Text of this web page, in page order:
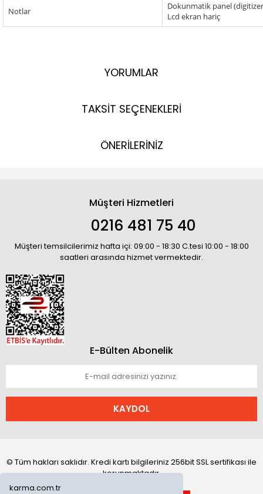
karma.com.tr
Notlar
Dokunmatik panel
Lcd ekran hariç
YORUMLAR
TAKSİT SEÇENEKLERİ
ÖNERİLERİNİZ
Müşteri Hizmetleri
0216 481 75 40
Müşteri temsilcilerimiz hafta içi: 09:00 - 18:30 C.tesi 10:00 - 18:00
saatleri arasında hizmet vermektedir.
E-Bülten Abonelik
KAYDOL
© Tüm hakları saklıdır. Kredi kartı bilgileriniz 256bit SSL sertifikası ile
korunmaktadır.